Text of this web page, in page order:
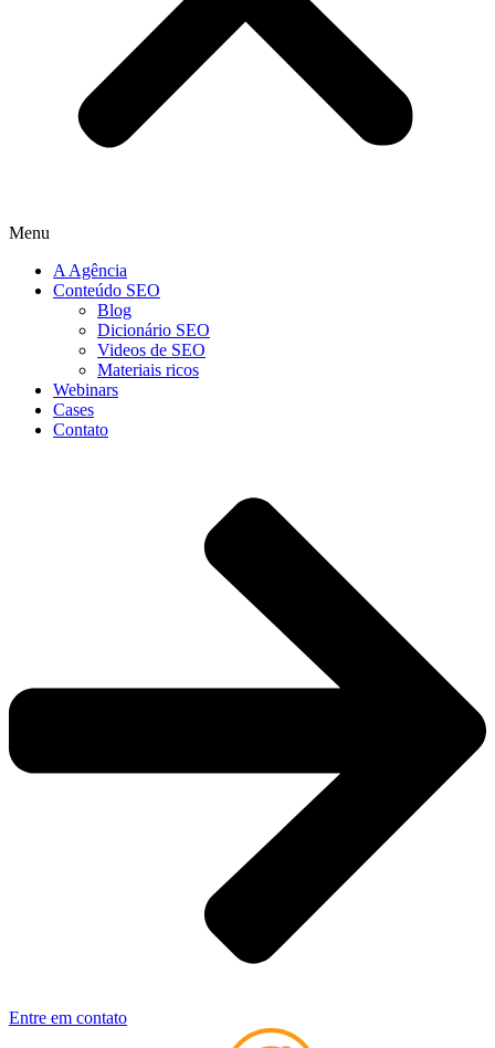
Menu
A Agência
Conteúdo SEO
Blog
Dicionário SEO
Videos de SEO
Materiais ricos
Webinars
Cases
Contato
Entre em contato